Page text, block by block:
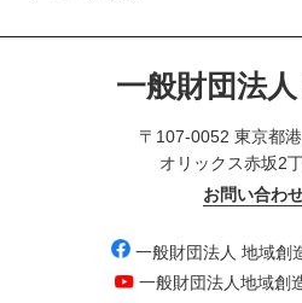
一般財団法
〒107-0052 東京都
オリックス赤坂2
お問い合わ
一般財団法人 地域創
一般財団法人地域創